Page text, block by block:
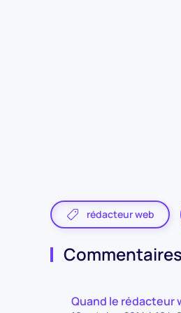
rédacteur web
Quand le rédacteur